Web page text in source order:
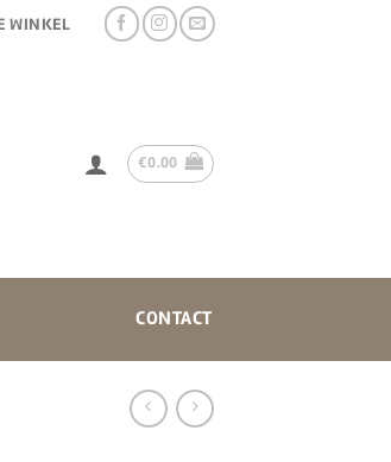
WINKEL
€0.00
CONTACT